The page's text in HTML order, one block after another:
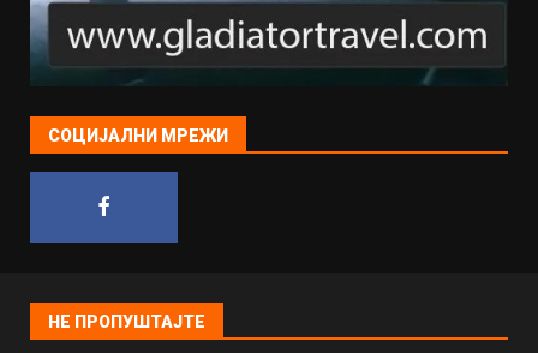
СОЦИЈАЛНИ МРЕЖИ
НЕ ПРОПУШТАЈТЕ